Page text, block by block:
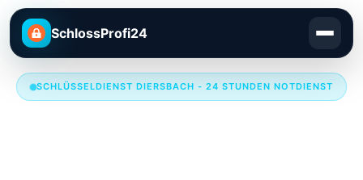
SchlossProfi24
SCHLÜSSELDIENST DIERSBACH - 24 STUNDEN NOTDIENST